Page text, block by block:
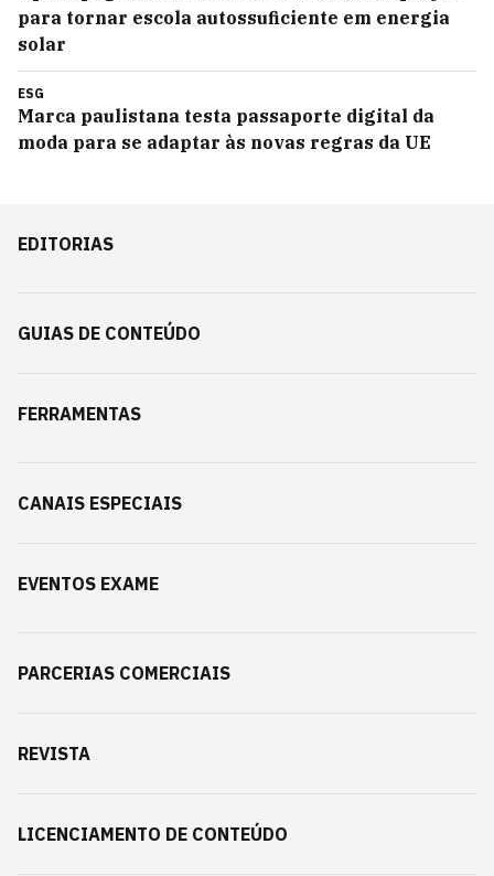
para tornar escola autossuficiente em energia
solar
ESG
Marca paulistana testa passaporte digital da
moda para se adaptar às novas regras da UE
EDITORIAS
GUIAS DE CONTEÚDO
FERRAMENTAS
CANAIS ESPECIAIS
EVENTOS EXAME
PARCERIAS COMERCIAIS
REVISTA
LICENCIAMENTO DE CONTEÚDO